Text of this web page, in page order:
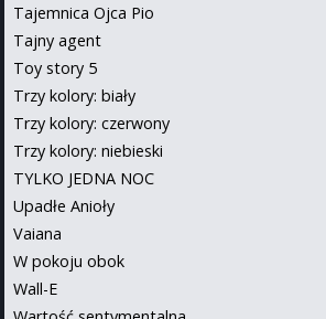
Tajemnica Ojca Pio
Tajny agent
Toy story 5
Trzy kolory: biały
Trzy kolory: czerwony
Trzy kolory: niebieski
TYLKO JEDNA NOC
Upadłe Anioły
Vaiana
W pokoju obok
Wall-E